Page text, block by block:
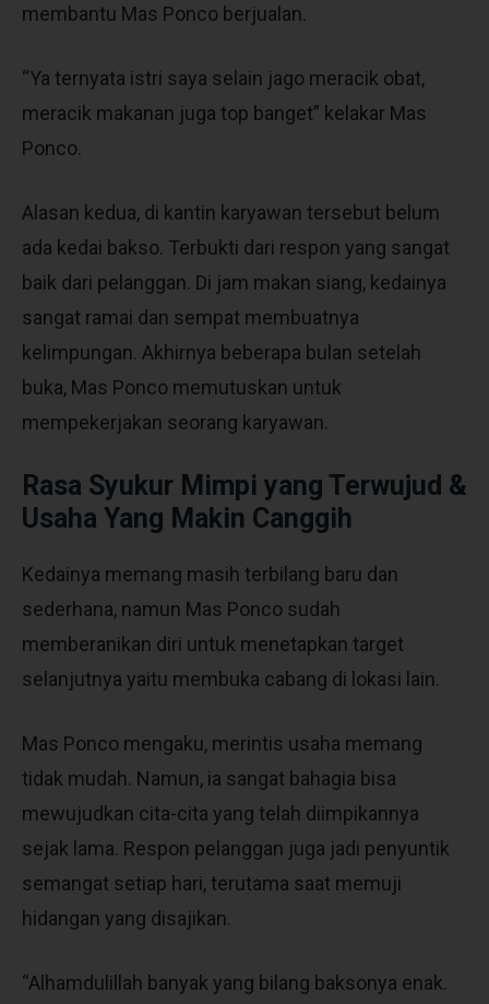
membantu Mas Ponco berjualan.
“Ya ternyata istri saya selain jago meracik obat,
meracik makanan juga top banget” kelakar Mas
Ponco.
Alasan kedua, di kantin karyawan tersebut belum
ada kedai bakso. Terbukti dari respon yang sangat
baik dari pelanggan. Di jam makan siang, kedainya
sangat ramai dan sempat membuatnya
kelimpungan. Akhirnya beberapa bulan setelah
buka, Mas Ponco memutuskan untuk
mempekerjakan seorang karyawan.
Rasa Syukur Mimpi yang Terwujud &
Usaha Yang Makin Canggih
Kedainya memang masih terbilang baru dan
sederhana, namun Mas Ponco sudah
memberanikan diri untuk menetapkan target
selanjutnya yaitu membuka cabang di lokasi lain.
Mas Ponco mengaku, merintis usaha memang
tidak mudah. Namun, ia sangat bahagia bisa
mewujudkan cita-cita yang telah diimpikannya
sejak lama. Respon pelanggan juga jadi penyuntik
semangat setiap hari, terutama saat memuji
hidangan yang disajikan.
“Alhamdulillah banyak yang bilang baksonya enak.